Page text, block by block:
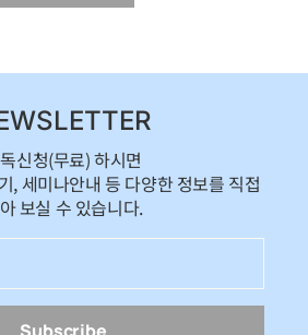
신청(무료) 하시면
, 세미나안내 등 다양한 정보를 직접
보실 수 있습니다.